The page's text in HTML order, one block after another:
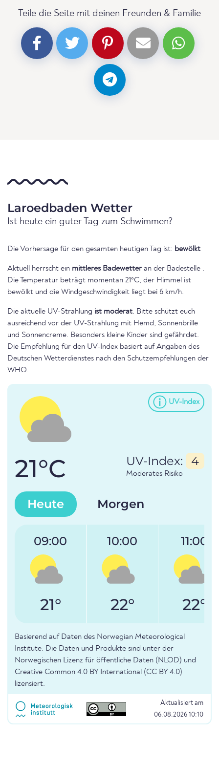
Teile die Seite mit deinen Freunden & Familie
Laroedbaden Wetter
Ist heute ein guter Tag zum Schwimmen?
Die Vorhersage für den gesamten heutigen Tag ist: bewölkt
Aktuell herrscht ein mittleres Badewetter an der Badestelle .
Die Temperatur beträgt momentan 21°C, der Himmel ist
bewölkt und die Windgeschwindigkeit liegt bei 6 km/h.
Die aktuelle UV-Strahlung ist moderat. Bitte schützt euch
ausreichend vor der UV-Strahlung mit Hemd, Sonnenbrille
und Sonnencreme. Besonders kleine Kinder sind gefährdet.
Die Empfehlung für den UV-Index basiert auf Angaben des
Deutschen Wetterdienstes nach den Schutzempfehlungen der
WHO.
UV-Index
21°C UV-Index: 4
Moderates Risiko
Heute Morgen
09:00
21°
10:00
22°
11:00
22°
Basierend auf Daten des Norwegian Meteorological
Institute. Die Daten und Produkte sind unter der
Norwegischen Lizenz für öffentliche Daten (NLOD) und
Creative Common 4.0 BY International (CC BY 4.0)
lizensiert.
Aktualisiert am
06.08.2026 10:10